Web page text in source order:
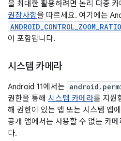
을 최대한 활용하려면 논리 다중
권장사항을 따르세요. 여기에는
ANDROID_CONTROL_ZOOM_RATIO
이 포함됩니다.
시스템 카메라
Android 11에서는
권한을 통해 시스템 카메라를 지원
해 권한이 있는 앱 또는 시스템 앱
공개 앱에서는 사용할 수 없는 카
다.